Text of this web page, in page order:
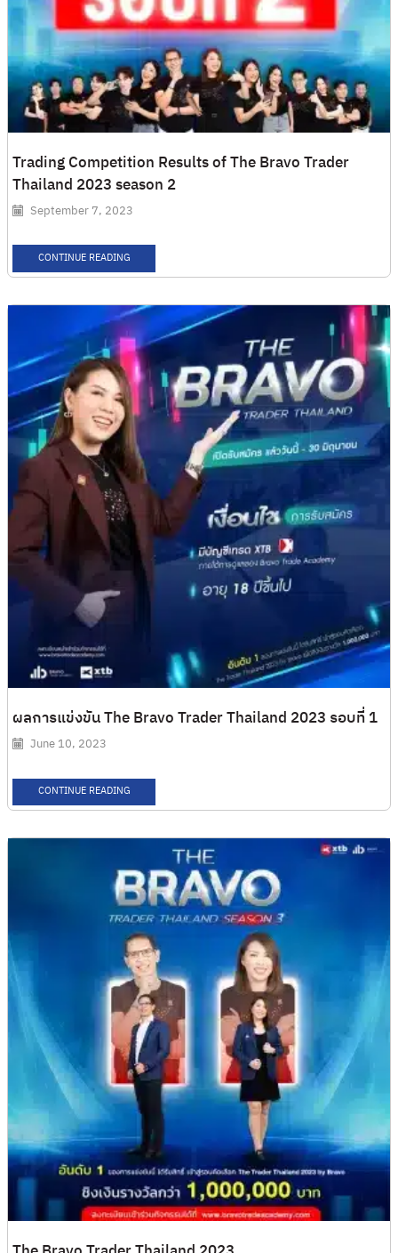
Trading Competition Results of The Bravo Trader
Thailand 2023 season 2
September 7, 2023
CONTINUE READING
ผลการแข่งขัน The Bravo Trader Thailand 2023 รอบที่ 1
June 10, 2023
CONTINUE READING